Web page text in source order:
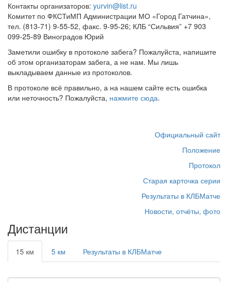
Контакты организаторов: yurvin@list.ru
Комитет по ФКСТиМП Администрации МО «Город Гатчина»,
тел. (813-71) 9-55-52, факс. 9-95-26; КЛБ “Сильвия” +7 903
099-25-89 Виноградов Юрий
Заметили ошибку в протоколе забега? Пожалуйста, напишите
об этом организаторам забега, а не нам. Мы лишь
выкладываем данные из протоколов.
В протоколе всё правильно, а на нашем сайте есть ошибка
или неточность? Пожалуйста, нажмите сюда.
Официальный сайт
Положение
Протокол
Старая карточка серии
Результаты в КЛБМатче
Новости, отчёты, фото
Дистанции
15 км 5 км Результаты в КЛБМатче